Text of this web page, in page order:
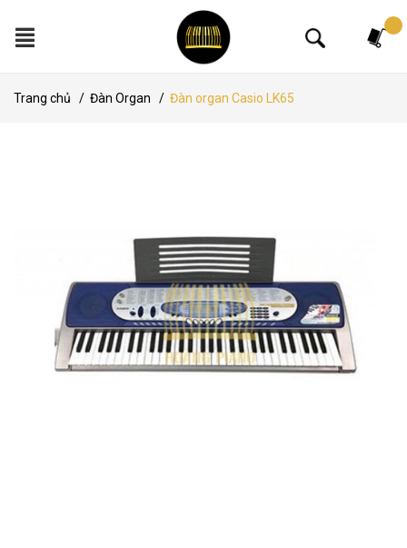
Trang chủ / Đàn Organ / Đàn organ Casio LK65